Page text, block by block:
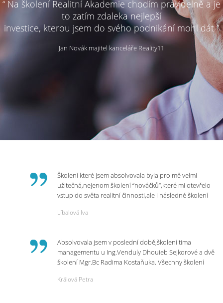
“ Na školení Realitní Akademie chodím pravidelně a je
to zatím zdaleka nejlepší
investice, kterou jsem do svého podnikání mohl dát ”
Jan Novák majitel kanceláře Reality11
Školení které jsem absolvovala byla pro mě velmi
užitečná,nejenom školení “nováčků“,které mi otevřelo
vstup do světa realitní činnosti,ale i následné školení
p.Vendulce která s nesmírnou lidskostí,přesto
potřebná školení,která Realitní Akademie umožňuje.
Líbalová Iva
Absolvovala jsem v poslední době,školení tima
managementu u Ing.Venduly Dhouieb Sejkorové a dvě
školení Mgr.Bc Radima Kostaňuka. Všechny školení
práci a na život.
Králová Petra